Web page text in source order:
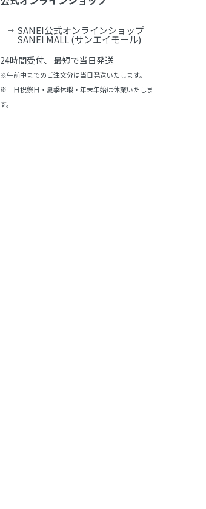
SANEI公式オンラインショップ
SANEI MALL (サンエイモール)
24時間受付、 最短で当日発送
※午前中までのご注文分は当日発送いたします。
※土日祝祭日・夏季休暇・年末年始は休業いたしま
す。